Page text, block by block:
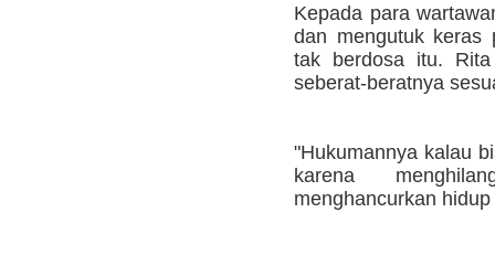
Kepada para
dan mengutuk keras
tak berdosa itu.
seberat-beratnya
"Hukumannya kalau
karena
menghancurkan